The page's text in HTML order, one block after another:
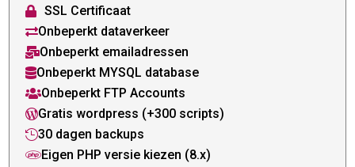
 SSL Certificaat
Onbeperkt dataverkeer
Onbeperkt emailadressen
Onbeperkt MYSQL database
Onbeperkt FTP Accounts
Gratis wordpress (+300 scripts)
30 dagen backups
Eigen PHP versie kiezen (8.x)